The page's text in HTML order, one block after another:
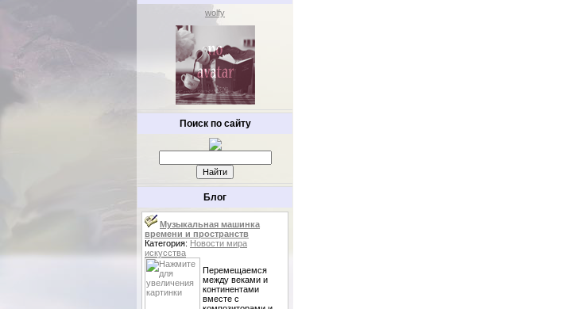
wolfy
Поиск по сайту
Блог
Музыкальная машинка
времени и пространств
Категория: Новости мира
искусства
Перемещаемся
между веками и
континентами
вместе с